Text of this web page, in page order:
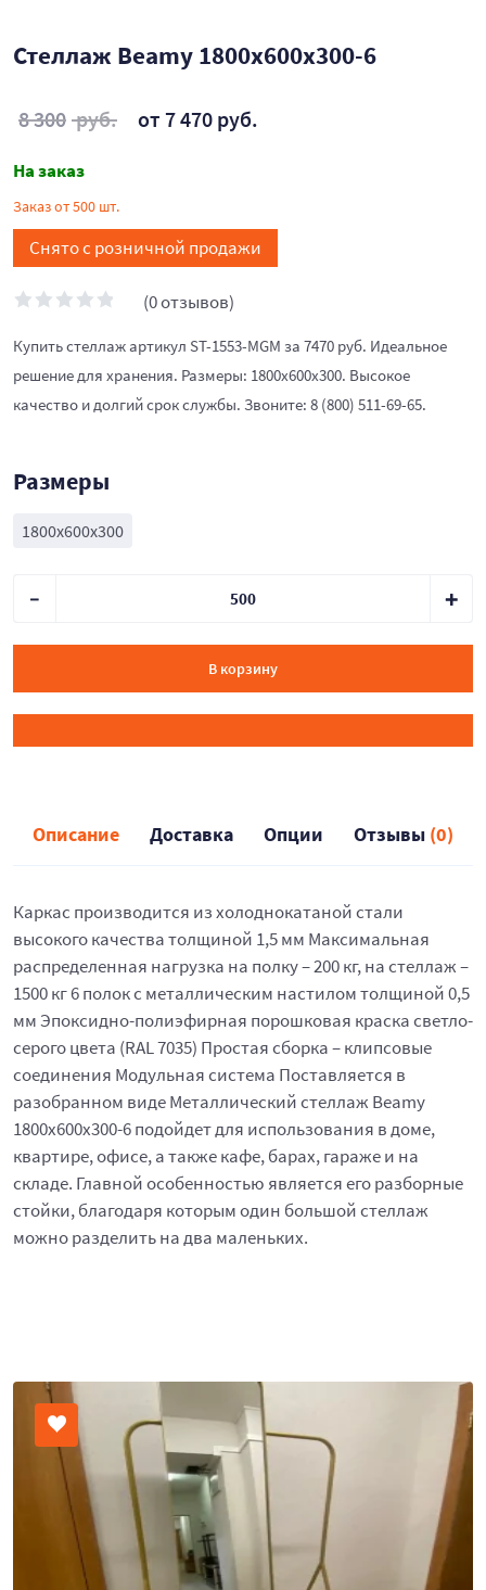
Стеллаж Beamy 1800x600x300-6
8 300 руб. от 7 470 руб.
На заказ
Заказ от 500 шт.
Снято с розничной продажи
(0 отзывов)
Купить стеллаж артикул ST-1553-MGM за 7470 руб. Идеальное
решение для хранения. Размеры: 1800x600x300. Высокое
качество и долгий срок службы. Звоните: 8 (800) 511-69-65.
Размеры
1800x600x300
В корзину
Описание Доставка Опции Отзывы (0)
Каркас производится из холоднокатаной стали
высокого качества толщиной 1,5 мм Максимальная
распределенная нагрузка на полку – 200 кг, на стеллаж –
1500 кг 6 полок с металлическим настилом толщиной 0,5
мм Эпоксидно-полиэфирная порошковая краска светло-
серого цвета (RAL 7035) Простая сборка – клипсовые
соединения Модульная система Поставляется в
разобранном виде Металлический стеллаж Beamy
1800x600x300-6 подойдет для использования в доме,
квартире, офисе, а также кафе, барах, гараже и на
складе. Главной особенностью является его разборные
стойки, благодаря которым один большой стеллаж
можно разделить на два маленьких.